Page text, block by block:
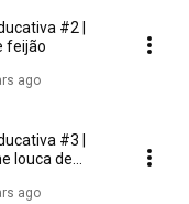
#2 |
feijão
ago
#3 |
louca de
ago